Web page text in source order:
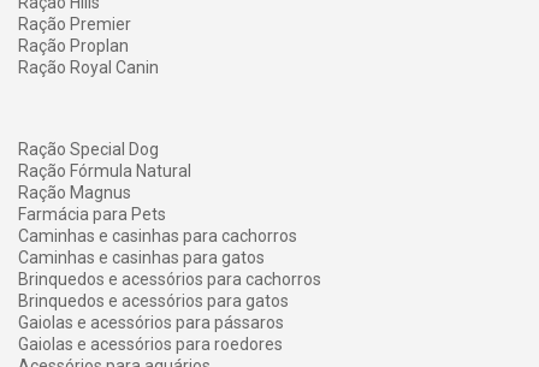
Ração Premier
Ração Proplan
Ração Royal Canin
Ração Special Dog
Ração Fórmula Natural
Ração Magnus
Farmácia para Pets
Caminhas e casinhas para cachorros
Caminhas e casinhas para gatos
Brinquedos e acessórios para cachorros
Brinquedos e acessórios para gatos
Gaiolas e acessórios para pássaros
Gaiolas e acessórios para roedores